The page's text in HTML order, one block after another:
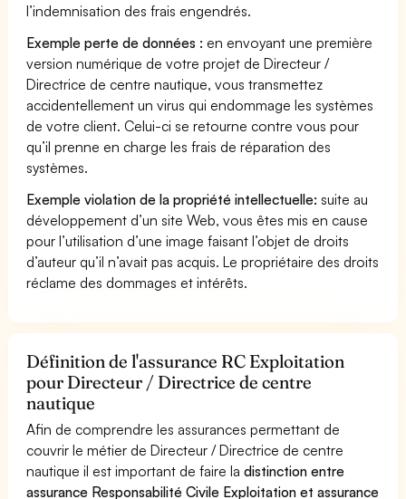
l’indemnisation des frais engendrés.
Exemple perte de données : en envoyant une première
version numérique de votre projet de Directeur /
Directrice de centre nautique, vous transmettez
accidentellement un virus qui endommage les systèmes
de votre client. Celui-ci se retourne contre vous pour
qu’il prenne en charge les frais de réparation des
systèmes.
Exemple violation de la propriété intellectuelle: suite au
développement d’un site Web, vous êtes mis en cause
pour l’utilisation d’une image faisant l’objet de droits
d’auteur qu’il n’avait pas acquis. Le propriétaire des droits
réclame des dommages et intérêts.
Définition de l'assurance RC Exploitation
pour Directeur / Directrice de centre
nautique
Afin de comprendre les assurances permettant de
couvrir le métier de Directeur / Directrice de centre
nautique il est important de faire ladistinction entre
assurance Responsabilité Civile Exploitation et assurance